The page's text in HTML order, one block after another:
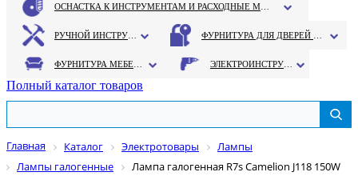
Полный каталог товаров
Главная Каталог Электротовары
Лампы
Лампы галогенные
Лампа галогенная R7s Camelion J118 150W